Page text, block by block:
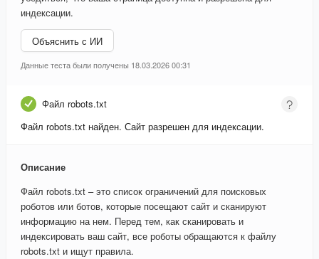
индексации.
Объяснить с ИИ
Данные теста были получены 18.03.2026 00:31
Файл robots.txt
Файл robots.txt найден. Сайт разрешен для индексации.
Описание
Файл robots.txt – это список ограничений для поисковых
роботов или ботов, которые посещают сайт и сканируют
информацию на нем. Перед тем, как сканировать и
индексировать ваш сайт, все роботы обращаются к файлу
robots.txt и ищут правила.